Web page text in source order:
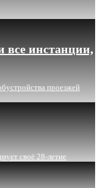
инстанции,
проезжей
своё 28-летие